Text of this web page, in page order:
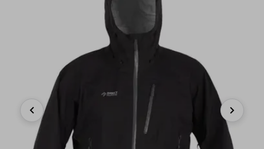
Previous Next